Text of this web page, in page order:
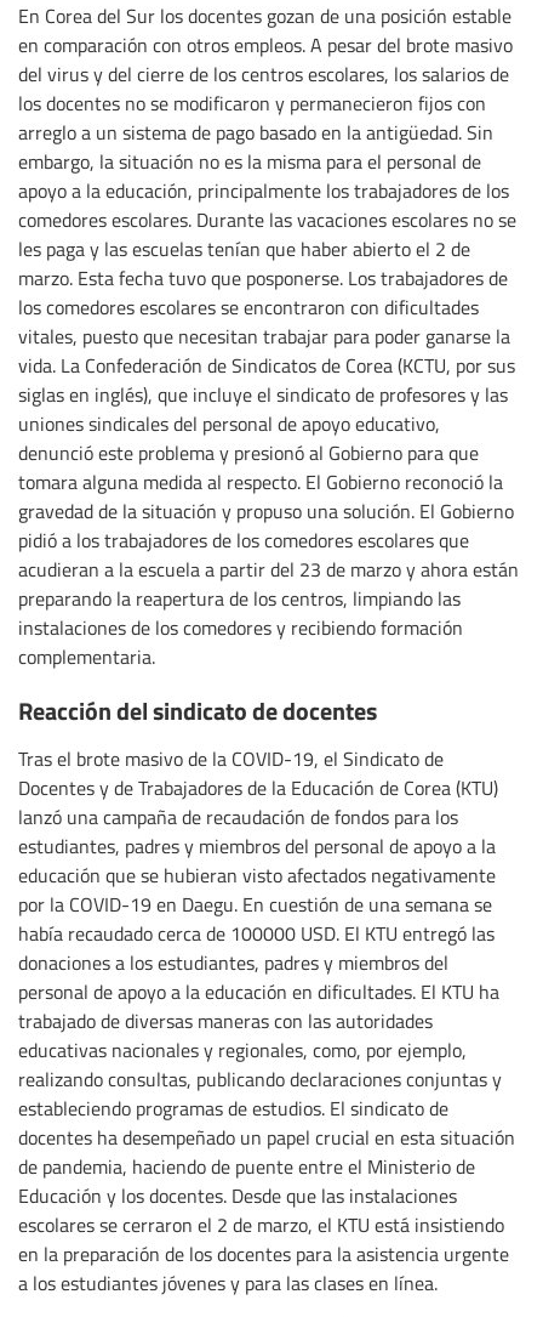
En Corea del Sur los docentes gozan de una posición estable
en comparación con otros empleos. A pesar del brote masivo
del virus y del cierre de los centros escolares, los salarios de
los docentes no se modificaron y permanecieron fijos con
arreglo a un sistema de pago basado en la antigüedad. Sin
embargo, la situación no es la misma para el personal de
apoyo a la educación, principalmente los trabajadores de los
comedores escolares. Durante las vacaciones escolares no se
les paga y las escuelas tenían que haber abierto el 2 de
marzo. Esta fecha tuvo que posponerse. Los trabajadores de
los comedores escolares se encontraron con dificultades
vitales, puesto que necesitan trabajar para poder ganarse la
vida. La Confederación de Sindicatos de Corea (KCTU, por sus
siglas en inglés), que incluye el sindicato de profesores y las
uniones sindicales del personal de apoyo educativo,
denunció este problema y presionó al Gobierno para que
tomara alguna medida al respecto. El Gobierno reconoció la
gravedad de la situación y propuso una solución. El Gobierno
pidió a los trabajadores de los comedores escolares que
acudieran a la escuela a partir del 23 de marzo y ahora están
preparando la reapertura de los centros, limpiando las
instalaciones de los comedores y recibiendo formación
complementaria.
Reacción del sindicato de docentes
Tras el brote masivo de la COVID-19, el Sindicato de
Docentes y de Trabajadores de la Educación de Corea (KTU)
lanzó una campaña de recaudación de fondos para los
estudiantes, padres y miembros del personal de apoyo a la
educación que se hubieran visto afectados negativamente
por la COVID-19 en Daegu. En cuestión de una semana se
había recaudado cerca de 100000 USD. El KTU entregó las
donaciones a los estudiantes, padres y miembros del
personal de apoyo a la educación en dificultades. El KTU ha
trabajado de diversas maneras con las autoridades
educativas nacionales y regionales, como, por ejemplo,
realizando consultas, publicando declaraciones conjuntas y
estableciendo programas de estudios. El sindicato de
docentes ha desempeñado un papel crucial en esta situación
de pandemia, haciendo de puente entre el Ministerio de
Educación y los docentes. Desde que las instalaciones
escolares se cerraron el 2 de marzo, el KTU está insistiendo
en la preparación de los docentes para la asistencia urgente
a los estudiantes jóvenes y para las clases en línea.